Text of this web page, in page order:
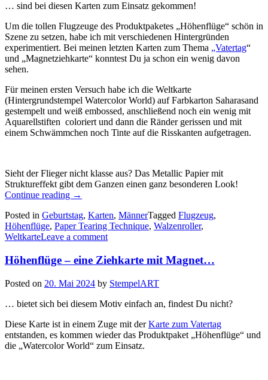
… sind bei diesen Karten zum Einsatz gekommen!
Um die tollen Flugzeuge des Produktpaketes „Höhenflüge“ schön in
Szene zu setzen, habe ich mit verschiedenen Hintergründen
experimentiert. Bei meinen letzten Karten zum Thema „Vatertag“
und „Magnetziehkarte“ konntest Du ja schon ein wenig davon
sehen.
Für meinen ersten Versuch habe ich die Weltkarte
(Hintergrundstempel Watercolor World) auf Farbkarton Saharasand
gestempelt und weiß embossed, anschließend noch ein wenig mit
Aquarellstiften coloriert und dann die Ränder gerissen und mit
einem Schwämmchen noch Tinte auf die Risskanten aufgetragen.
Sieht der Flieger nicht klasse aus? Das Metallic Papier mit
Struktureffekt gibt dem Ganzen einen ganz besonderen Look!
Continue reading „Höhenflüge
verschiedene
Hintergründe…“
→
Posted in Geburtstag, Karten, MännerTagged Flugzeug,
Höhenflüge, Paper Tearing Technique, Walzenroller,
WeltkarteLeave a comment
Höhenflüge – eine Ziehkarte mit Magnet…
Posted on 20. Mai 2024 by StempelART
… bietet sich bei diesem Motiv einfach an, findest Du nicht?
Diese Karte ist in einem Zuge mit derKarte zum Vatertag
entstanden, es kommen wieder das Produktpaket „Höhenflüge“ und
die „Watercolor World“ zum Einsatz.